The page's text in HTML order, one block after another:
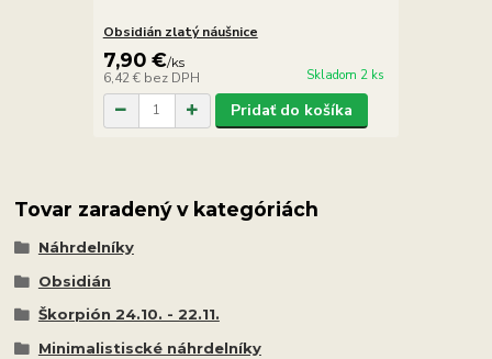
Obsidián zlatý náušnice
7,90 €/ks
6,42 € bez DPH Skladom 2 ks
Pridať do košíka
Tovar zaradený v kategóriách
Náhrdelníky
Obsidián
Škorpión 24.10. - 22.11.
Minimalistiscké náhrdelníky